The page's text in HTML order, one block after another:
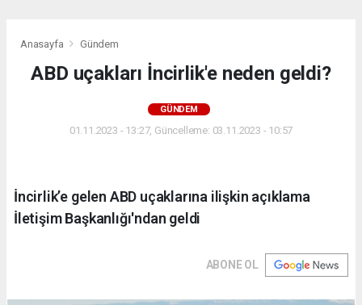
Anasayfa Gündem
ABD uçakları İncirlik'e neden geldi?
GÜNDEM
01.11.2023 - 13:27, Güncelleme: 03.11.2023 - 10:57
İncirlik’e gelen ABD uçaklarına ilişkin açıklama
İletişim Başkanlığı'ndan geldi
ABONE OL